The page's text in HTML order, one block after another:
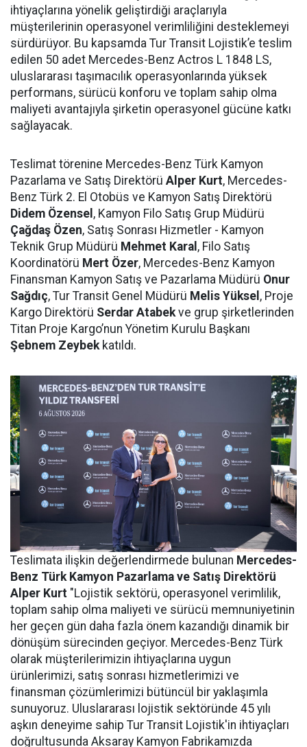
ihtiyaçlarına yönelik geliştirdiği araçlarıyla
müşterilerinin operasyonel verimliliğini desteklemeyi
sürdürüyor. Bu kapsamda Tur Transit Lojistik’e teslim
edilen 50 adet Mercedes-Benz Actros L 1848 LS,
uluslararası taşımacılık operasyonlarında yüksek
performans, sürücü konforu ve toplam sahip olma
maliyeti avantajıyla şirketin operasyonel gücüne katkı
sağlayacak.
Teslimat törenine Mercedes-Benz Türk Kamyon
Pazarlama ve Satış Direktörü Alper Kurt, Mercedes-
Benz Türk 2. El Otobüs ve Kamyon Satış Direktörü
Didem Özensel , Kamyon Filo Satış Grup Müdürü
Çağdaş Özen, Satış Sonrası Hizmetler - Kamyon
Teknik Grup Müdürü Mehmet Karal , Filo Satış
Koordinatörü Mert Özer, Mercedes-Benz Kamyon
Finansman Kamyon Satış ve Pazarlama Müdürü Onur
Sağdıç, Tur Transit Genel Müdürü Melis Yüksel , Proje
Kargo Direktörü Serdar Atabek ve grup şirketlerinden
Titan Proje Kargo’nun Yönetim Kurulu Başkanı
Şebnem Zeybek katıldı.
Teslimata ilişkin değerlendirmede bulunan Mercedes-
Benz Türk Kamyon Pazarlama ve Satış Direktörü
Alper Kurt "Lojistik sektörü, operasyonel verimlilik,
toplam sahip olma maliyeti ve sürücü memnuniyetinin
her geçen gün daha fazla önem kazandığı dinamik bir
dönüşüm sürecinden geçiyor. Mercedes-Benz Türk
olarak müşterilerimizin ihtiyaçlarına uygun
ürünlerimizi, satış sonrası hizmetlerimizi ve
finansman çözümlerimizi bütüncül bir yaklaşımla
sunuyoruz. Uluslararası lojistik sektöründe 45 yılı
aşkın deneyime sahip Tur Transit Lojistik'in ihtiyaçları
doğrultusunda Aksaray Kamyon Fabrikamızda